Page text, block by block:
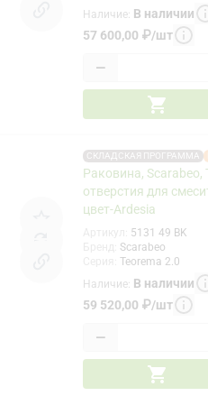
Наличие: В наличии
57 600,00 ₽/шт
−
СКЛАДСКАЯ ПРОГРАММА
Раковина, Scarabeo,
отверстия для
цвет-Ardesia
5131 49 BK
Scarabeo
Teorema 2.0
Наличие: В наличии
59 520,00 ₽/шт
−